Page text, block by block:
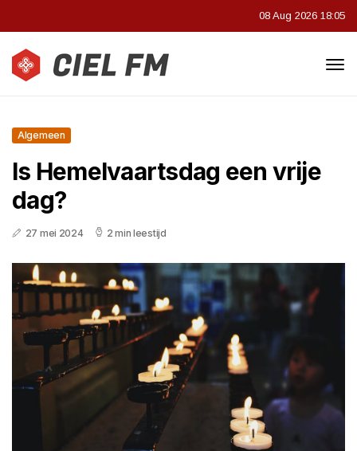
08 Aug 2026 18:05
Algemeen
Is Hemelvaartsdag een vrije
dag?
27 mei 2024 2 min leestijd